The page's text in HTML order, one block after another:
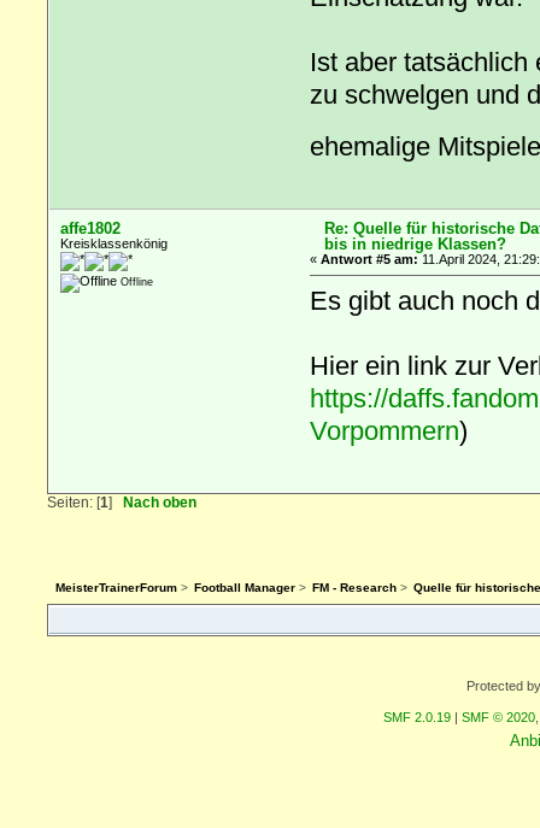
Ist aber tatsächlich
zu schwelgen und
ehemalige
affe1802
Kreisklassenkönig
Offline
Re: Quelle für historische
bis in niedrige Klassen?
« Antwort #5 am: 11.April 2024,
Es gibt auch noch
Hier ein link zur
https://
Vorpommern)
Seiten: [1] Nach oben
MeisterTrainerForum> Football Manager> FM - Research> Quelle für
Protected
SMF 2.0.19 | SMF © 2020